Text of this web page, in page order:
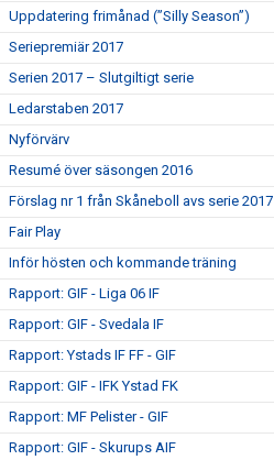
Uppdatering frimånad (”Silly Season”)
Seriepremiär 2017
Serien 2017 – Slutgiltigt serie
Ledarstaben 2017
Nyförvärv
Resumé över säsongen 2016
Förslag nr 1 från Skåneboll avs serie 2017
Fair Play
Inför hösten och kommande träning
Rapport: GIF - Liga 06 IF
Rapport: GIF - Svedala IF
Rapport: Ystads IF FF - GIF
Rapport: GIF - IFK Ystad FK
Rapport: MF Pelister - GIF
Rapport: GIF - Skurups AIF